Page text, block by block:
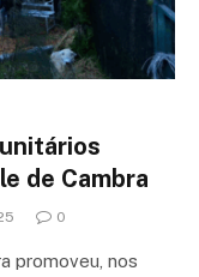
de Cambra
0
promoveu, nos